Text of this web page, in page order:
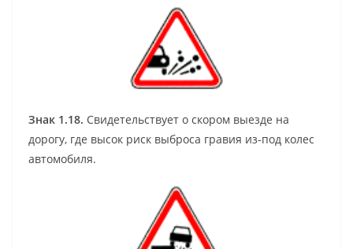
Знак 1.18. Свидетельствует о скором выезде на
дорогу, где высок риск выброса гравия из-под колес
автомобиля.